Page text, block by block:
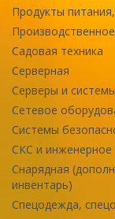
Продукты
Садовая техника
Серверная
Серверы и
Сетевое
Системы
СКС и инженерное
Снарядная
инвентарь)
Спецодежда,